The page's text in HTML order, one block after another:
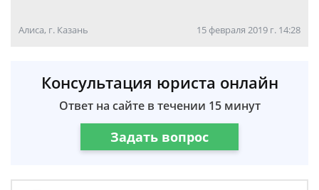
Алиса, г. Казань 15 февраля 2019 г. 14:28
Консультация юриста онлайн
Ответ на сайте в течении 15 минут
Задать вопрос